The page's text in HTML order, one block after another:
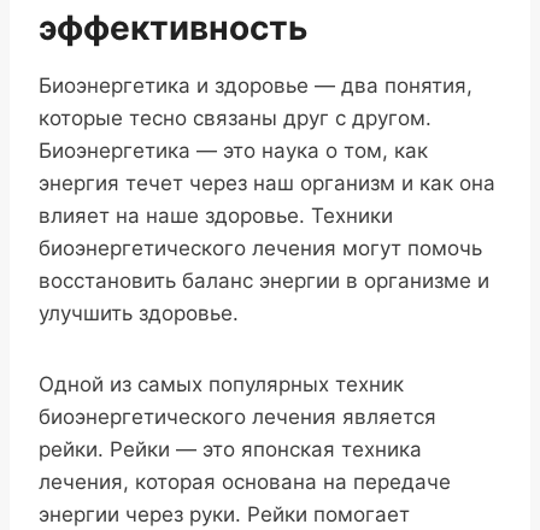
эффективность
Биоэнергетика и здоровье — два понятия,
которые тесно связаны друг с другом.
Биоэнергетика — это наука о том, как
энергия течет через наш организм и как она
влияет на наше здоровье. Техники
биоэнергетического лечения могут помочь
восстановить баланс энергии в организме и
улучшить здоровье.
Одной из самых популярных техник
биоэнергетического лечения является
рейки. Рейки — это японская техника
лечения, которая основана на передаче
энергии через руки. Рейки помогает